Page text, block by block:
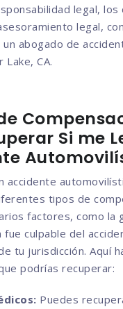
legal, los
legal,
abogado de
Lake, CA.
Si me
accidente
tipos de
factores, como la
culpable del
tu jurisdicción. Aquí
podrías recuperar:
Puedes